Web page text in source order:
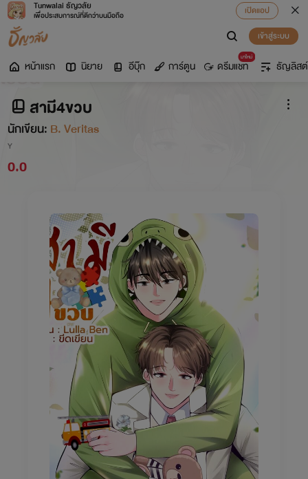
Tunwalai ธัญวลัย
เพื่อประสบการณ์ที่ดีกว่าบนมือถือ
เปิดแอป
เข้าสู่ระบบ
หน้าแรก นิยาย อีบุ๊ก การ์ตูน
มาใหม่
ดรีมแชท ธัญลิสต์
สามี4ขวบ
นักเขียน: B. Veritas
Y
0.0